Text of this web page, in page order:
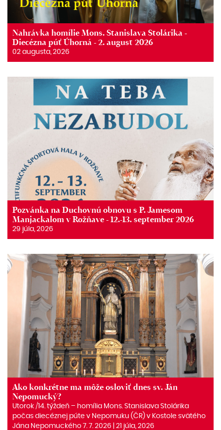
Nahrávka homílie Mons. Stanislava Stolárika -
Diecézna púť Úhorná - 2. august 2026
02 augusta, 2026
Pozvánka na Duchovnú obnovu s P. Jamesom
Manjackalom v Rožňave - 12.-13. september 2026
29 júla, 2026
Ako konkrétne ma môže osloviť dnes sv. Ján
Nepomucký?
Utorok /14. týždeň – homília Mons. Stanislava Stolárika
počas diecéznej púte v Nepomuku (ČR) v Kostole svätého
Jána Nepomuckého 7. 7. 2026 | 21 júla, 2026